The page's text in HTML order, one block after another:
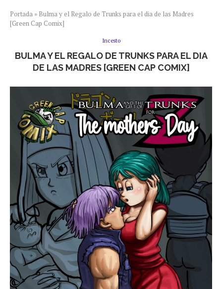
Portada » Bulma y el Regalo de Trunks para el dia de las Madres
[Green Cap Comix]
Incesto
BULMA Y EL REGALO DE TRUNKS PARA EL DIA
DE LAS MADRES [GREEN CAP COMIX]